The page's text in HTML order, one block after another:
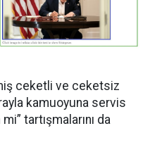
ceketli ve ceketsiz
kamuoyuna servis
tartışmalarını da